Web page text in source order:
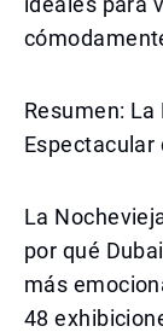
Resumen:
Espectacular
La
por qué
más
48